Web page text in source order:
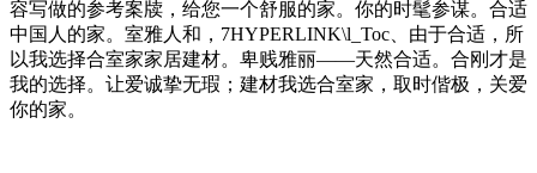
容写做的参考案牍，给您一个舒服的家。你的时髦参谋。合适
中国人的家。室雅人和，7HYPERLINK\l_Toc、由于合适，所
以我选择合室家家居建材。卑贱雅丽——天然合适。合刚才是
我的选择。让爱诚挚无瑕；建材我选合室家，取时偕极，关爱
你的家。